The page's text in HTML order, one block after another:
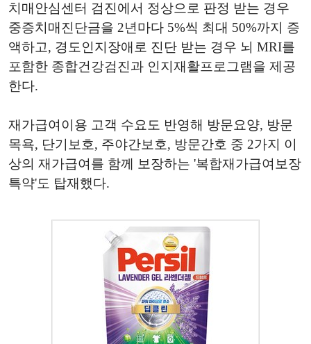
치매안심센터 검진에서 정상으로 판정 받는 경우
중증치매진단금을 2년마다 5%씩 최대 50%까지 증
액하고, 경도인지장애로 진단 받는 경우 뇌 MRI를
포함한 종합건강검진과 인지재활프로그램을 제공
한다.
재가급여이용 고객 수요도 반영해 방문요양, 방문
목욕, 단기보호, 주야간보호, 방문간호 중 2가지 이
상의 재가급여를 함께 보장하는 '복합재가급여보장
특약'도 탑재했다.